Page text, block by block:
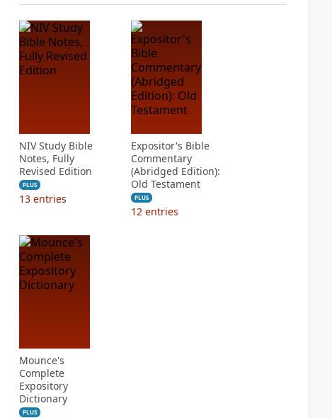
NIV Study Bible
Notes, Fully
Revised Edition
PLUS
13 entries
Expositor's Bible
Commentary
(Abridged Edition):
Old Testament
PLUS
12 entries
Mounce's
Complete
Expository
Dictionary
PLUS